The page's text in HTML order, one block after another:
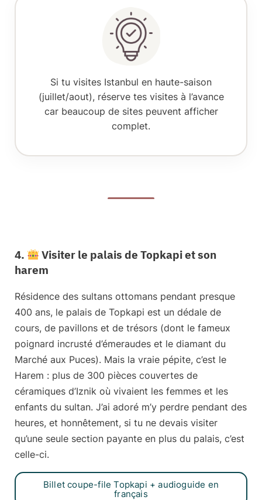
Si tu visites Istanbul en haute-saison
(juillet/aout), réserve tes visites à l’avance
car beaucoup de sites peuvent afficher
complet.
4.
Visiter le palais de Topkapi et son
harem
Résidence des sultans ottomans pendant presque
400 ans, le palais de Topkapi est un dédale de
cours, de pavillons et de trésors (dont le fameux
poignard incrusté d’émeraudes et le diamant du
Marché aux Puces). Mais la vraie pépite, c’est le
Harem : plus de 300 pièces couvertes de
céramiques d’Iznik où vivaient les femmes et les
enfants du sultan. J’ai adoré m’y perdre pendant des
heures, et honnêtement, si tu ne devais visiter
qu’une seule section payante en plus du palais, c’est
celle-ci.
Billet coupe-file Topkapi + audioguide en
français